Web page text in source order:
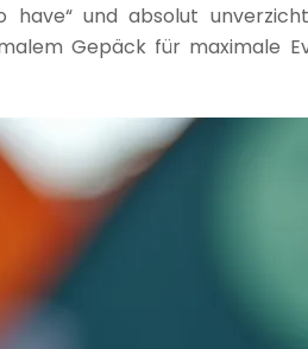
und absolut
Gepäck für maximale